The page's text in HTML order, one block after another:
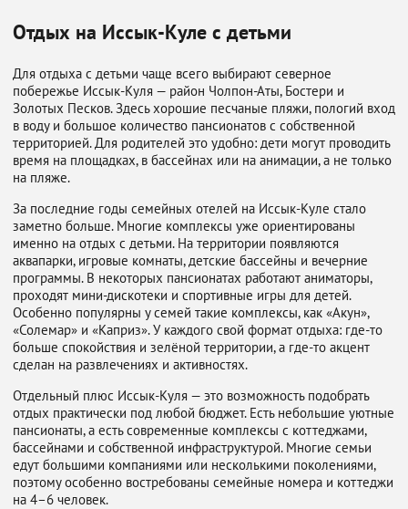
Отдых на Иссык-Куле с детьми
Для отдыха с детьми чаще всего выбирают северное
побережье Иссык-Куля — район Чолпон-Аты, Бостери и
Золотых Песков. Здесь хорошие песчаные пляжи, пологий вход
в воду и большое количество пансионатов с собственной
территорией. Для родителей это удобно: дети могут проводить
время на площадках, в бассейнах или на анимации, а не только
на пляже.
За последние годы семейных отелей на Иссык-Куле стало
заметно больше. Многие комплексы уже ориентированы
именно на отдых с детьми. На территории появляются
аквапарки, игровые комнаты, детские бассейны и вечерние
программы. В некоторых пансионатах работают аниматоры,
проходят мини-дискотеки и спортивные игры для детей.
Особенно популярны у семей такие комплексы, как «Акун»,
«Солемар» и «Каприз». У каждого свой формат отдыха: где-то
больше спокойствия и зелёной территории, а где-то акцент
сделан на развлечениях и активностях.
Отдельный плюс Иссык-Куля — это возможность подобрать
отдых практически под любой бюджет. Есть небольшие уютные
пансионаты, а есть современные комплексы с коттеджами,
бассейнами и собственной инфраструктурой. Многие семьи
едут большими компаниями или несколькими поколениями,
поэтому особенно востребованы семейные номера и коттеджи
на 4–6 человек.